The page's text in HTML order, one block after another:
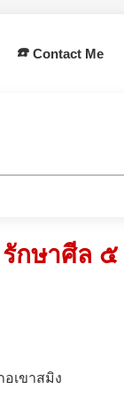
☎️ Contact Me
กษาศีล